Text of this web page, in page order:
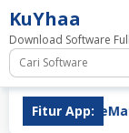
Loncat
ke
konten
KuYhaa
Download Software
Fitur App:
TubeMate